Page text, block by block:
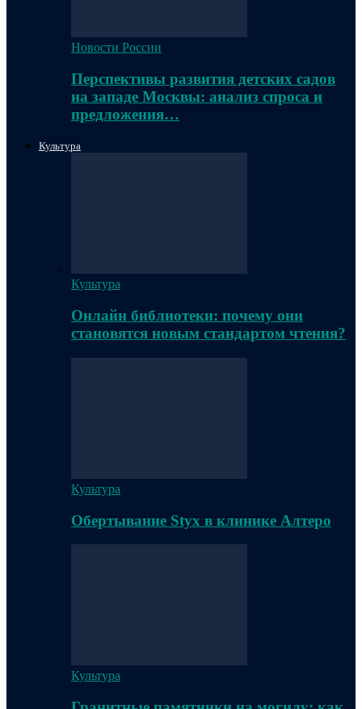
Новости России
Перспективы развития детских садов
на западе Москвы: анализ спроса и
предложения…
Культура
Культура
Онлайн библиотеки: почему они
становятся новым стандартом чтения?
Культура
Обертывание Styx в клинике Алтеро
Культура